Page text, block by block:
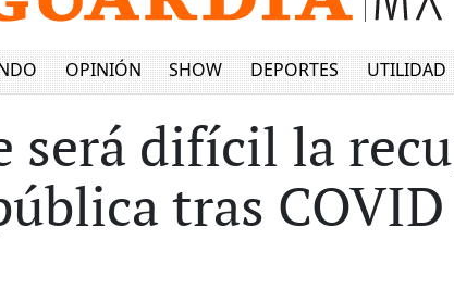
OPINIÓN SHOW DEPORTES UTILIDAD
será difícil la
tras COVID